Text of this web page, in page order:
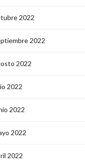
2022
2022
2022
2022
2022
2022
2022